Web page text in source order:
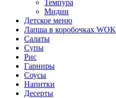
Темпура
Мидии
Детское меню
Лапша в коробочках WOK
Салаты
Супы
Рис
Гарниры
Соусы
Напитки
Десерты